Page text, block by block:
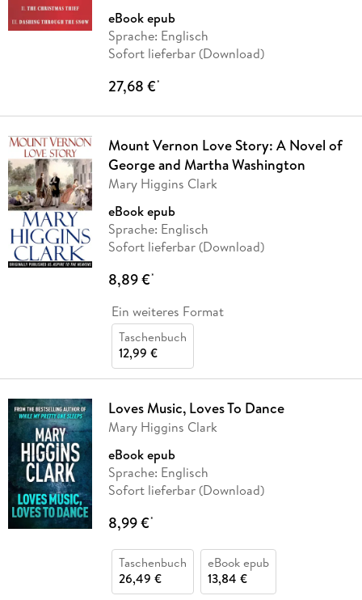
eBook epub
Sprache: Englisch
Sofort lieferbar (Download)
27,68 €*
Mount Vernon Love Story: A Novel of
George and Martha Washington
Mary Higgins Clark
eBook epub
Sprache: Englisch
Sofort lieferbar (Download)
8,89 €*
Ein weiteres Format
Taschenbuch
12,99 €
Loves Music, Loves To Dance
Mary Higgins Clark
eBook epub
Sprache: Englisch
Sofort lieferbar (Download)
8,99 €*
Taschenbuch
26,49 €
eBook epub
13,84 €